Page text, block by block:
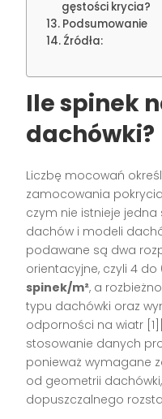
gęstości krycia?
Podsumowanie
Źródła:
Ile spinek
dachówki?
Liczbę mocowań
zamocowania
czym nie istnieje jedna
dachów i modeli
podawane są dwa
orientacyjne, czyli 4 do
spinek/m², a
typu dachówki oraz
odporności na wiatr
stosowanie danych
ponieważ wymagane
od geometrii
dopuszczalnego